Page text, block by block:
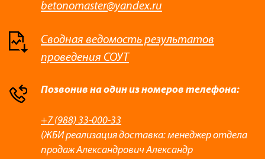
betonomaster@yandex.ru
Сводная ведомость результатов
проведения СОУТ
Позвонив на один из номеров телефона:
+7 (988) 33-000-33
(ЖБИ реализация доставка: менеджер отдела
продаж Александрович Александр